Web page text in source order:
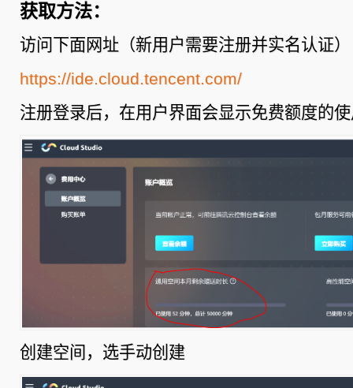
获取方法：
访问下面网址（新用户需要注册并实名认证）
https://ide.cloud.tencent.com/
注册登录后，在用户界面会显示免费额度的
创建空间，选手动创建